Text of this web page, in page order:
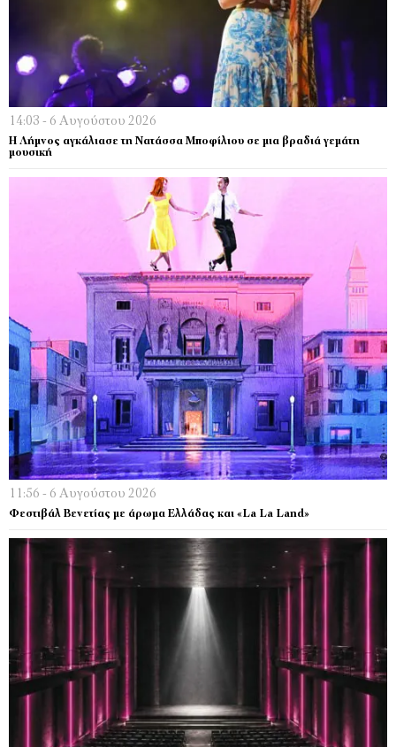
14:03 - 6 Αυγούστου 2026
Η Λήμνος αγκάλιασε τη Νατάσσα Μποφίλιου σε μια βραδιά γεμάτη
μουσική
11:56 - 6 Αυγούστου 2026
Φεστιβάλ Βενετίας με άρωμα Ελλάδας και «La La Land»